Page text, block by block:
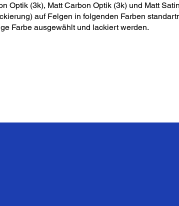
Optik (3k), Matt Carbon Optik (3k) und Matt
auf Felgen in folgenden Farben
Farbe ausgewählt und lackiert werden.